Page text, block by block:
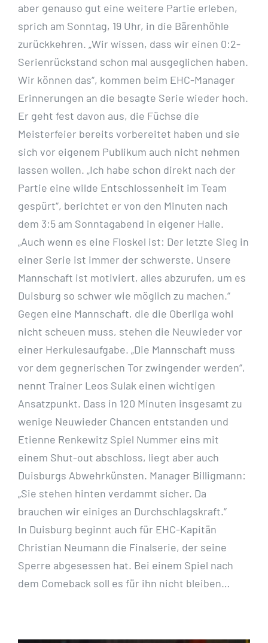
aber genauso gut eine weitere Partie erleben,
sprich am Sonntag, 19 Uhr, in die Bärenhöhle
zurückkehren. „Wir wissen, dass wir einen 0:2-
Serienrückstand schon mal ausgeglichen haben.
Wir können das“, kommen beim EHC-Manager
Erinnerungen an die besagte Serie wieder hoch.
Er geht fest davon aus, die Füchse die
Meisterfeier bereits vorbereitet haben und sie
sich vor eigenem Publikum auch nicht nehmen
lassen wollen. „Ich habe schon direkt nach der
Partie eine wilde Entschlossenheit im Team
gespürt“, berichtet er von den Minuten nach
dem 3:5 am Sonntagabend in eigener Halle.
„Auch wenn es eine Floskel ist: Der letzte Sieg in
einer Serie ist immer der schwerste. Unsere
Mannschaft ist motiviert, alles abzurufen, um es
Duisburg so schwer wie möglich zu machen.“
Gegen eine Mannschaft, die die Oberliga wohl
nicht scheuen muss, stehen die Neuwieder vor
einer Herkulesaufgabe. „Die Mannschaft muss
vor dem gegnerischen Tor zwingender werden“,
nennt Trainer Leos Sulak einen wichtigen
Ansatzpunkt. Dass in 120 Minuten insgesamt zu
wenige Neuwieder Chancen entstanden und
Etienne Renkewitz Spiel Nummer eins mit
einem Shut-out abschloss, liegt aber auch
Duisburgs Abwehrkünsten. Manager Billigmann:
„Sie stehen hinten verdammt sicher. Da
brauchen wir einiges an Durchschlagskraft.“
In Duisburg beginnt auch für EHC-Kapitän
Christian Neumann die Finalserie, der seine
Sperre abgesessen hat. Bei einem Spiel nach
dem Comeback soll es für ihn nicht bleiben…